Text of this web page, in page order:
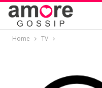
Home TV